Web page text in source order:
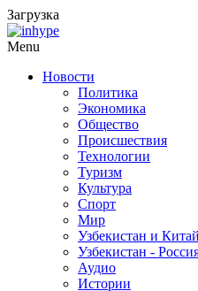
Загрузка
Menu
Новости
Политика
Экономика
Общество
Происшествия
Технологии
Туризм
Культура
Спорт
Мир
Узбекистан и
Узбекистан -
Аудио
Истории